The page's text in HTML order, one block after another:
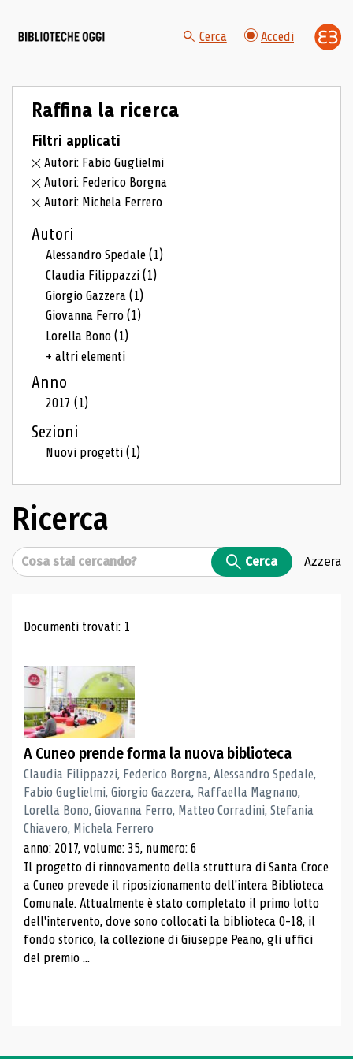
Cerca Accedi
Raffina la ricerca
Filtri applicati
Autori: Fabio Guglielmi
Autori: Federico Borgna
Autori: Michela Ferrero
Autori
Alessandro Spedale(1)
Claudia Filippazzi(1)
Giorgio Gazzera(1)
Giovanna Ferro(1)
Lorella Bono(1)
+ altri elementi
Anno
2017(1)
Sezioni
Nuovi progetti(1)
Ricerca
Cerca Cerca Azzera
Risultati di ricerca
Documenti trovati: 1
A Cuneo prende forma la nuova biblioteca
Claudia Filippazzi, Federico Borgna, Alessandro Spedale,
Fabio Guglielmi, Giorgio Gazzera, Raffaella Magnano,
Lorella Bono, Giovanna Ferro, Matteo Corradini, Stefania
Chiavero, Michela Ferrero
anno: 2017, volume: 35, numero: 6
Il progetto di rinnovamento della struttura di Santa Croce
a Cuneo prevede il riposizionamento dell'intera Biblioteca
Comunale. Attualmente è stato completato il primo lotto
dell'intervento, dove sono collocati la biblioteca 0-18, il
fondo storico, la collezione di Giuseppe Peano, gli uffici
del premio ...